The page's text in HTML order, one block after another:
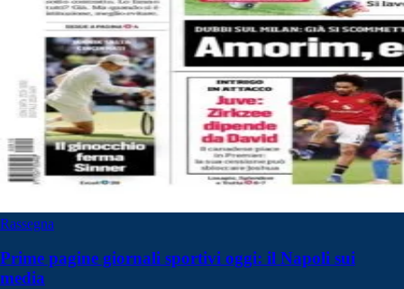
Rassegna
Prime pagine giornali sportivi oggi: il Napoli sui
media